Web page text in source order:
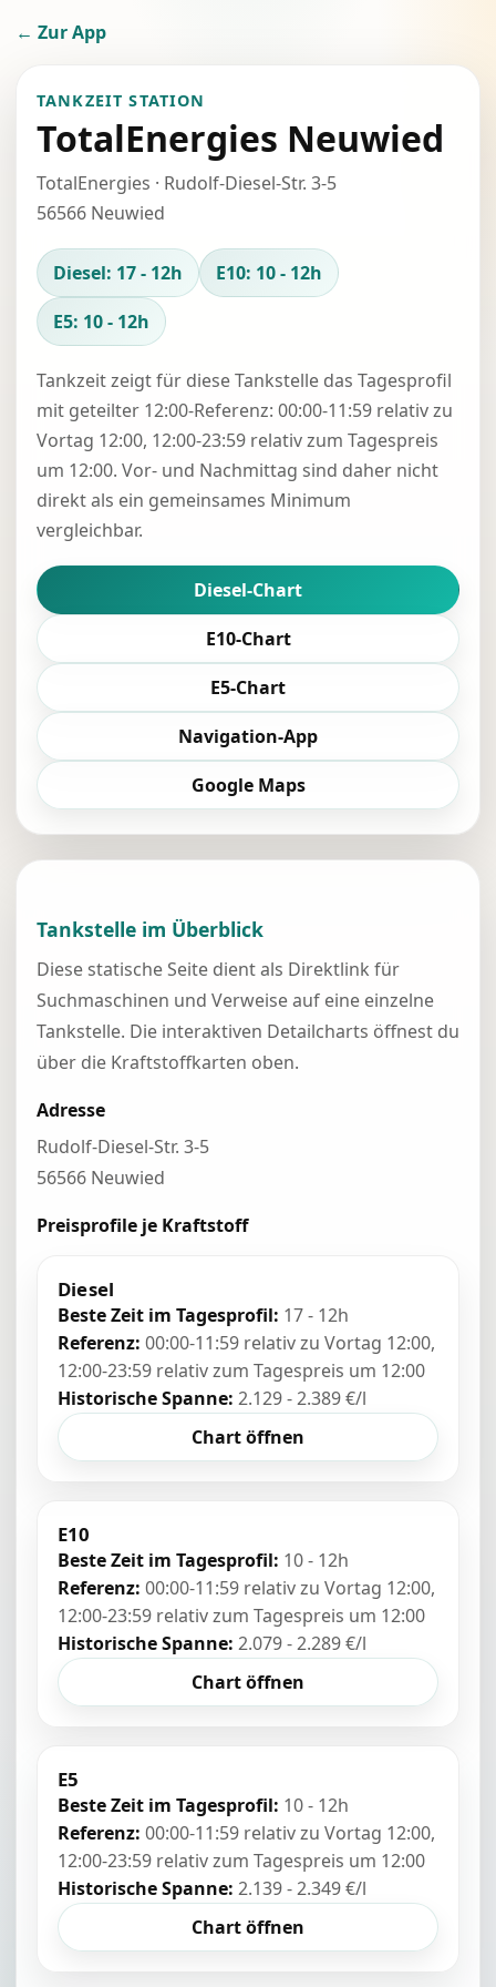
← Zur App
TANKZEIT STATION
TotalEnergies Neuwied
TotalEnergies · Rudolf-Diesel-Str. 3-5
56566 Neuwied
Diesel: 17 - 12h
E10: 10 - 12h
E5: 10 - 12h
Tankzeit zeigt für diese Tankstelle das Tagesprofil
mit geteilter 12:00-Referenz: 00:00-11:59 relativ zu
Vortag 12:00, 12:00-23:59 relativ zum Tagespreis
um 12:00. Vor- und Nachmittag sind daher nicht
direkt als ein gemeinsames Minimum
vergleichbar.
Diesel-Chart
E10-Chart
E5-Chart
Navigation-App
Google Maps
Tankstelle im Überblick
Diese statische Seite dient als Direktlink für
Suchmaschinen und Verweise auf eine einzelne
Tankstelle. Die interaktiven Detailcharts öffnest du
über die Kraftstoffkarten oben.
Adresse
Rudolf-Diesel-Str. 3-5
56566 Neuwied
Preisprofile je Kraftstoff
Diesel
Beste Zeit im Tagesprofil: 17 - 12h
Referenz: 00:00-11:59 relativ zu Vortag 12:00,
12:00-23:59 relativ zum Tagespreis um 12:00
Historische Spanne: 2.129 - 2.389 €/l
Chart öffnen
E10
Beste Zeit im Tagesprofil: 10 - 12h
Referenz: 00:00-11:59 relativ zu Vortag 12:00,
12:00-23:59 relativ zum Tagespreis um 12:00
Historische Spanne: 2.079 - 2.289 €/l
Chart öffnen
E5
Beste Zeit im Tagesprofil: 10 - 12h
Referenz: 00:00-11:59 relativ zu Vortag 12:00,
12:00-23:59 relativ zum Tagespreis um 12:00
Historische Spanne: 2.139 - 2.349 €/l
Chart öffnen